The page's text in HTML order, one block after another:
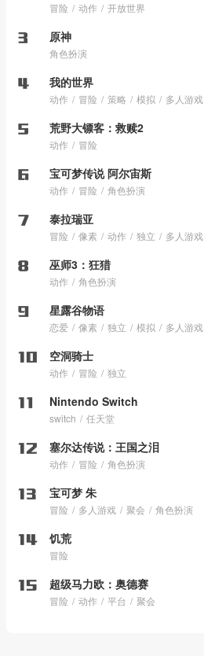
冒险 动作 开放世界
原神
角色扮演
我的世界
动作 冒险 策略 模拟 多人游戏
荒野大镖客：救赎2
动作 冒险
宝可梦传说 阿尔宙斯
动作 冒险 角色扮演
泰拉瑞亚
冒险 像素 动作 独立 多人游戏
巫师3：狂猎
动作 角色扮演
星露谷物语
恋爱 像素 独立 模拟 多人游戏
空洞骑士
动作 冒险 独立
Nintendo Switch
switch 任天堂
塞尔达传说：王国之泪
动作 冒险 角色扮演
宝可梦 朱
冒险 多人游戏 聚会 角色扮演
饥荒
冒险
超级马力欧：奥德赛
冒险 动作 平台 聚会